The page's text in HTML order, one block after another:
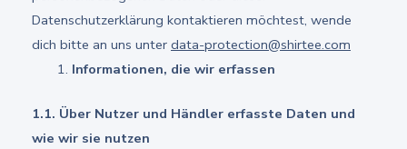
Datenschutzerklärung kontaktieren möchtest, wende
dich bitte an uns unter data-protection@shirtee.com
Informationen, die wir erfassen
1.1. Über Nutzer und Händler erfasste Daten und
wie wir sie nutzen